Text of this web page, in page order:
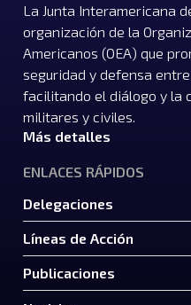
La Junta Interamericana
organización de la
Americanos (OEA) que
seguridad y defensa
facilitando el diálogo y la
militares y civiles.
Más detalles
ENLACES RÁPIDOS
Delegaciones
Líneas de Acción
Publicaciones